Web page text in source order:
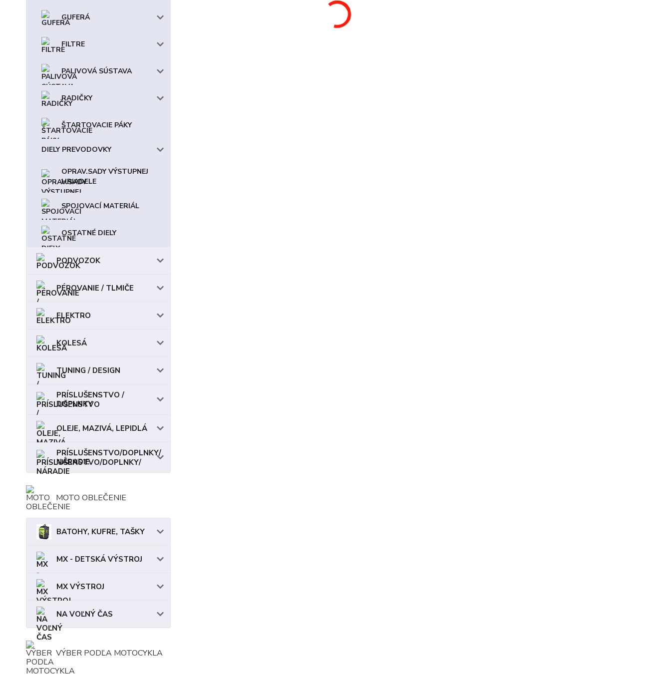
GUFERÁ
FILTRE
PALIVOVÁ SÚSTAVA
RADIČKY
ŠTARTOVACIE PÁKY
DIELY PREVODOVKY
OPRAV.SADY VÝSTUPNEJ
HRIADELE
SPOJOVACÍ MATERIÁL
OSTATNÉ DIELY
PODVOZOK
PÉROVANIE / TLMIČE
ELEKTRO
KOLESÁ
TUNING / DESIGN
PRÍSLUŠENSTVO /
DOPLNKY
OLEJE, MAZIVÁ, LEPIDLÁ
PRÍSLUŠENSTVO/DOPLNKY/
NÁRADIE
MOTO OBLEČENIE
BATOHY, KUFRE, TAŠKY
MX - DETSKÁ VÝSTROJ
MX VÝSTROJ
NA VOĽNÝ ČAS
VÝBER PODĽA MOTOCYKLA